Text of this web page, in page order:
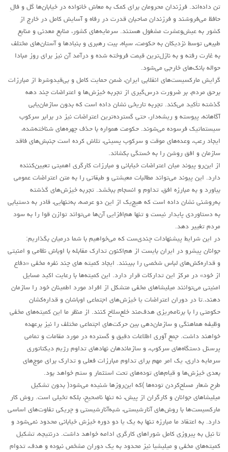
آموزش مارکسیستی
اجتماعی
کمیته اقدام کارگری
زنان
ملیت ها
شبکه همبستگی کارگری
حاکمیت
اصلاح طلبان
ایران و غرب
حزب پیشتاز
برنامه انقلابی
سوسیالیسم
امپریالیسم
اتحاد مارکسیست ها
انترناسیونالیسم
English
هسته کارگران پيشتاز سوسياليست (خوزستان)
تن داده‌اند. فرزندان محرومان برای کمک به معاش خانواده در خیابان‌ها گل و فالِ
حافظ می‌فروشند و فرزندان صاحبان قدرت در رفاه و آسایش کامل در خارج از
کشور به‌ عیش‌وعشرت مشغول هستند. سرمایه‌های کشور، منابع معدنی و منابع
طبیعی توسط نزدیکان به حکومت، سپاه، بیت رهبری و بنیادها و آستان‌های مختلف
به غارت رفته و به نازل‌ترین قیمت فروخته شده و درآمد آن نیز برای روز مبادا
حواله‌ بانک‌های خارجی می‌شود.
گرایش مارکسیست‌های انقلابی ایران، ضمن حمایت کامل و بی‌قیدوشرط از مبارزات
برحق مردم، بر ضرورت درس‌گیری از تجربه خیزش‌ها و اعتراضات چند دهه
گذشته تأکید می‌کند. تجربه تاریخی نشان داده است که بدون سازمان‌یابی
آگاهانه، پیوسته و ریشه‌دار، حتی گسترده‌ترین اعتراضات نیز در برابر سرکوب
سیستماتیک فرسوده می‌شوند. حکومت همواره با حذف چهره‌های شناخته‌شده،
ایجاد رعب، وعده‌های موقت و سرکوب پسینی، تلاش کرده است جنبش‌های فاقد
سازمان و افق روشن را به خستگی بکشاند.
از این‌رو پیوند میان اعتراضات خیابانی و مبارزات کارگری اهمیتی تعیین‌کننده
دارد. این پیوند می‌تواند مطالبات معیشتی و طبقاتی را به متن اعتراضات عمومی
بیاورد و به مبارزه افق، تداوم و انسجام ببخشد. تجربه خیزش‌های گذشته
به‌روشنی نشان داده است که هیچ‌یک از این دو عرصه، به‌تنهایی، قادر به دستیابی
به دستاوردی پایدار نیست و تنها هم‌افزایی آن‌ها می‌تواند توازن قوا را به سود
مردم تغییر دهد.
در این شرایط پیشنهادات چندی‌ست که می‌خواهیم با شما درمیان بگذاریم:
جوانان پیشرو در ایران بایست از هم‌اکنون تدارک مقابله با اوباش نظامی و امنیتی
و قداره‌کش‌های لباس‌ شخصی را ببینند. ایجاد کمیته های چند نفره مخفی «دفاع
از خود» در مرکز این تدارکات قرار دارد. این کمیته‌ها با رعایت اکید مسایل
امنیتی می‌توانند میلیشا‌های مخفی متشکل از افراد مورد اطمینان خود را سازمان
دهند،.تا در دوران اعتراضات یا خیزش‌های اجتماعی اوباشان و قداره‌کشان
حکومتی را با برنامه‌‎ریزی هدف‌مند خلع‌سلاح کنند. از منظر ما این کمیته‌های مخفی
وظیفه هماهنگی و سازمان‌دهی بین حرکت‌های اجتماعی مختلف را نیز برعهده
خواهند داشت. جمع آوری اطلاعات دقيق و گسترده در مورد مقامات و تمامی
پرسنل دستگاه‌های سرکوب، و سازماندهان نهادهای تداوم رژيم ديکتاتوری
سرمايه داری، يک امر مهم برای تداوم مبارزات فعلی و تدارک برای موج‌های
بعدی خيزش‌ها و قيام‌های توده‌های تحت استثمار و ستم خواهد بود.
طرح شعار مسلح‌کردن توده‌ها )که این‌روزها شنیده می‌شود( بدون تشکیل
میلیشاهای جوانان و کارگران از پیش، نه تنها ناصحیح، بلکه تخیلی است. روش کار
مارکسیست‌ها با روش‌های آنارشیستی، شبه‌آنارشیستی و چریکی تفاوت‌های اساسی
دارد. به اعتقاد ما مبارزه تنها به یک یا دو دوره خیزش خیابانی محدود نمی‌شود و
تا نیل به پیروزی کامل شوراهای کارگری ادامه خواهد داشت. درنتیجه، تشکیل
کمیته‌های مخفی و میلیشیا نیز محدود به یک دوران مشخص نبوده و هدف، تدوام